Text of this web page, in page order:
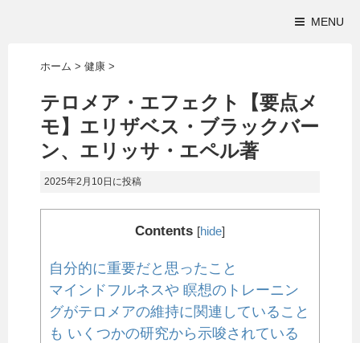
MENU
ホーム > 健康 >
テロメア・エフェクト【要点メ
モ】エリザベス・ブラックバー
ン、エリッサ・エペル著
2025年2月10日 に投稿
Contents [hide]
自分的に重要だと思ったこと
マインドフルネスや 瞑想のトレーニン
グがテロメアの維持に関連していること
も いくつかの研究から示唆されている